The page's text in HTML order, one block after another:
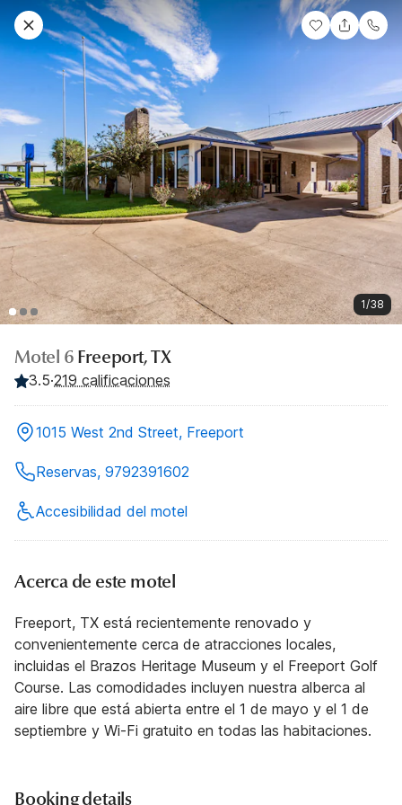
1/38
Motel 6 Freeport, TX
3.5·219 calificaciones
1015 West 2nd Street, Freeport
Reservas, 9792391602
Accesibilidad del motel
Acerca de este motel
Freeport, TX está recientemente renovado y
convenientemente cerca de atracciones locales,
incluidas el Brazos Heritage Museum y el Freeport Golf
Course. Las comodidades incluyen nuestra alberca al
aire libre que está abierta entre el 1 de mayo y el 1 de
septiembre y Wi-Fi gratuito en todas las habitaciones.
Booking details